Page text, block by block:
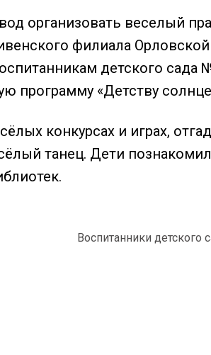
организовать веселый
филиала
детского
программу «Детству
конкурсах и играх,
танец. Дети
Воспитанники детского